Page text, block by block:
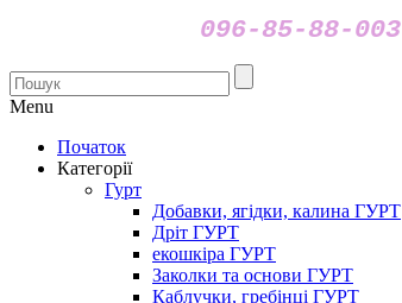
096-85-88-003
Menu
Початок
Категорії
Гурт
Добавки, ягідки, калина ГУРТ
Дріт ГУРТ
екошкіра ГУРТ
Заколки та основи ГУРТ
Каблучки, гребінці ГУРТ